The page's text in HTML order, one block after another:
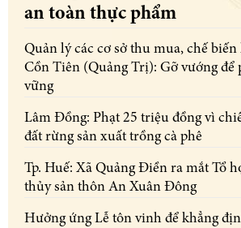
an toàn thực phẩm
Quản lý các cơ sở thu mua, chế biến
Cồn Tiên (Quảng Trị): Gỡ vướng để
vững
Lâm Đồng: Phạt 25 triệu đồng vì
đất rừng sản xuất trồng cà phê
Tp. Huế: Xã Quảng Điền ra mắt Tổ
thủy sản thôn An Xuân Đông
Hưởng ứng Lễ tôn vinh để khẳng